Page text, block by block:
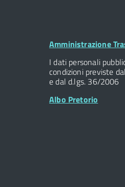
Footer
Amministrazione
I dati personali
condizioni previste
e dal d.lgs. 36/2006
Albo Pretorio